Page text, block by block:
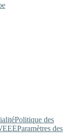
Politique des
Paramètres des